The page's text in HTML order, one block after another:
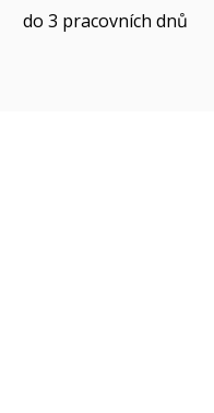
do 3 pracovních dnů